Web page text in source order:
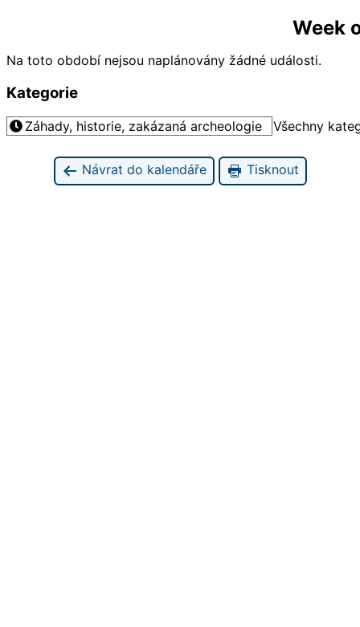
Week
Na toto období nejsou naplánovány žádné události.
Kategorie
Záhady, historie, zakázaná archeologie Všechny
Návrat do kalendáře Tisknout